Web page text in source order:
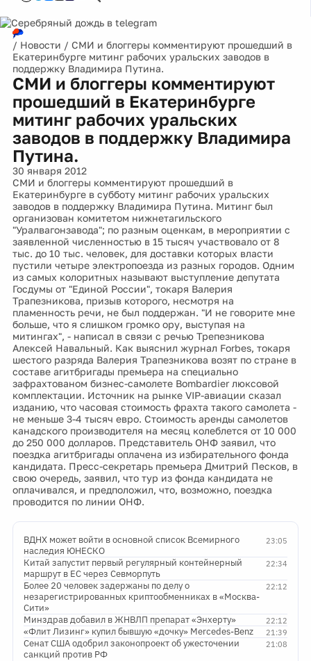
/ Новости / СМИ и блоггеры комментируют прошедший в
Екатеринбурге митинг рабочих уральских заводов в
поддержку Владимира Путина.
СМИ и блоггеры комментируют
прошедший в Екатеринбурге
митинг рабочих уральских
заводов в поддержку Владимира
Путина.
30 января 2012
СМИ и блоггеры комментируют прошедший в
Екатеринбурге в субботу митинг рабочих уральских
заводов в поддержку Владимира Путина. Митинг был
организован комитетом нижнетагильского
"Уралвагонзавода"; по разным оценкам, в мероприятии с
заявленной численностью в 15 тысяч участвовало от 8
тыс. до 10 тыс. человек, для доставки которых власти
пустили четыре электропоезда из разных городов. Одним
из самых колоритных называют выступление депутата
Госдумы от "Единой России", токаря Валерия
Трапезникова, призыв которого, несмотря на
пламенность речи, не был поддержан. "И не говорите мне
больше, что я слишком громко ору, выступая на
митингах", - написал в связи с речью Трепезникова
Алексей Навальный. Как выяснил журнал Forbes, токаря
шестого разряда Валерия Трапезникова возят по стране в
составе агитбригады премьера на специально
зафрахтованом бизнес-самолете Bombardier люксовой
комплектации. Источник на рынке VIP-авиации сказал
изданию, что часовая стоимость фрахта такого самолета -
не меньше 3-4 тысяч евро. Стоимость аренды самолетов
канадского производителя на месяц колеблется от 10 000
до 250 000 долларов. Представитель ОНФ заявил, что
поездка агитбригады оплачена из избирательного фонда
кандидата. Пресс-секретарь премьера Дмитрий Песков, в
свою очередь, заявил, что тур из фонда кандидата не
оплачивался, и предположил, что, возможно, поездка
проводится по линии ОНФ.
23:05
ВДНХ может войти в основной список Всемирного
наследия ЮНЕСКО
22:34
Китай запустит первый регулярный контейнерный
маршрут в ЕС через Севморпуть
22:12
Более 20 человек задержаны по делу о
незарегистрированных криптообменниках в «Москва-
Сити»
22:12
Минздрав добавил в ЖНВЛП препарат «Энхерту»
21:39
«Флит Лизинг» купил бывшую «дочку» Mercedes-Benz
21:08
Сенат США одобрил законопроект об ужесточении
санкций против РФ